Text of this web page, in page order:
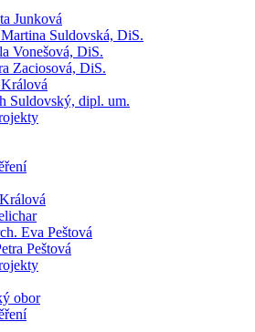
Junková
Suldovská, DiS.
Vonešová, DiS.
Zaciosová, DiS.
Suldovský, dipl. um.
Eva Peštová
Peštová
obor